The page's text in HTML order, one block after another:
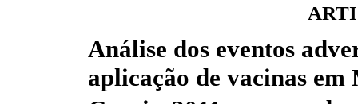
Análise dos eventos
aplicação de vacinas em